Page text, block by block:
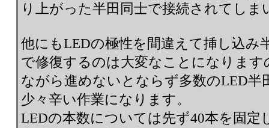
り上がった半田同士で接続されてしま
他にもLEDの極性を間違えて挿し込み
で修復するのは大変なことになります
ながら進めないとならず多数のLED半
少々辛い作業になります。
LEDの本数については先ず40本を固定